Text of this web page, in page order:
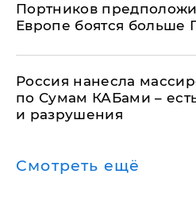
Портников
Европе боятся больше
Россия нанесла
по Сумам КАБами –
и разрушения
Смотреть ещё